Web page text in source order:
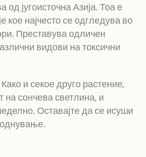
од југоисточна Азија. Тоа е
кое најчесто се одгледува во
Преставува одличен
видови на токсични
Како и секое друго растение,
на сончева светлина, и
Оставајте да се исуши